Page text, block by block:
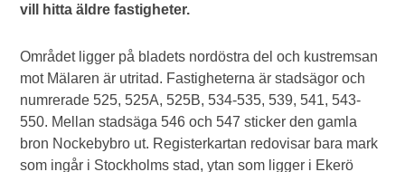
vill hitta äldre fastigheter.
Området ligger på bladets nordöstra del och kustremsan
mot Mälaren är utritad. Fastigheterna är stadsägor och
numrerade 525, 525A, 525B, 534-535, 539, 541, 543-
550. Mellan stadsäga 546 och 547 sticker den gamla
bron Nockebybro ut. Registerkartan redovisar bara mark
som ingår i Stockholms stad, ytan som ligger i Ekerö